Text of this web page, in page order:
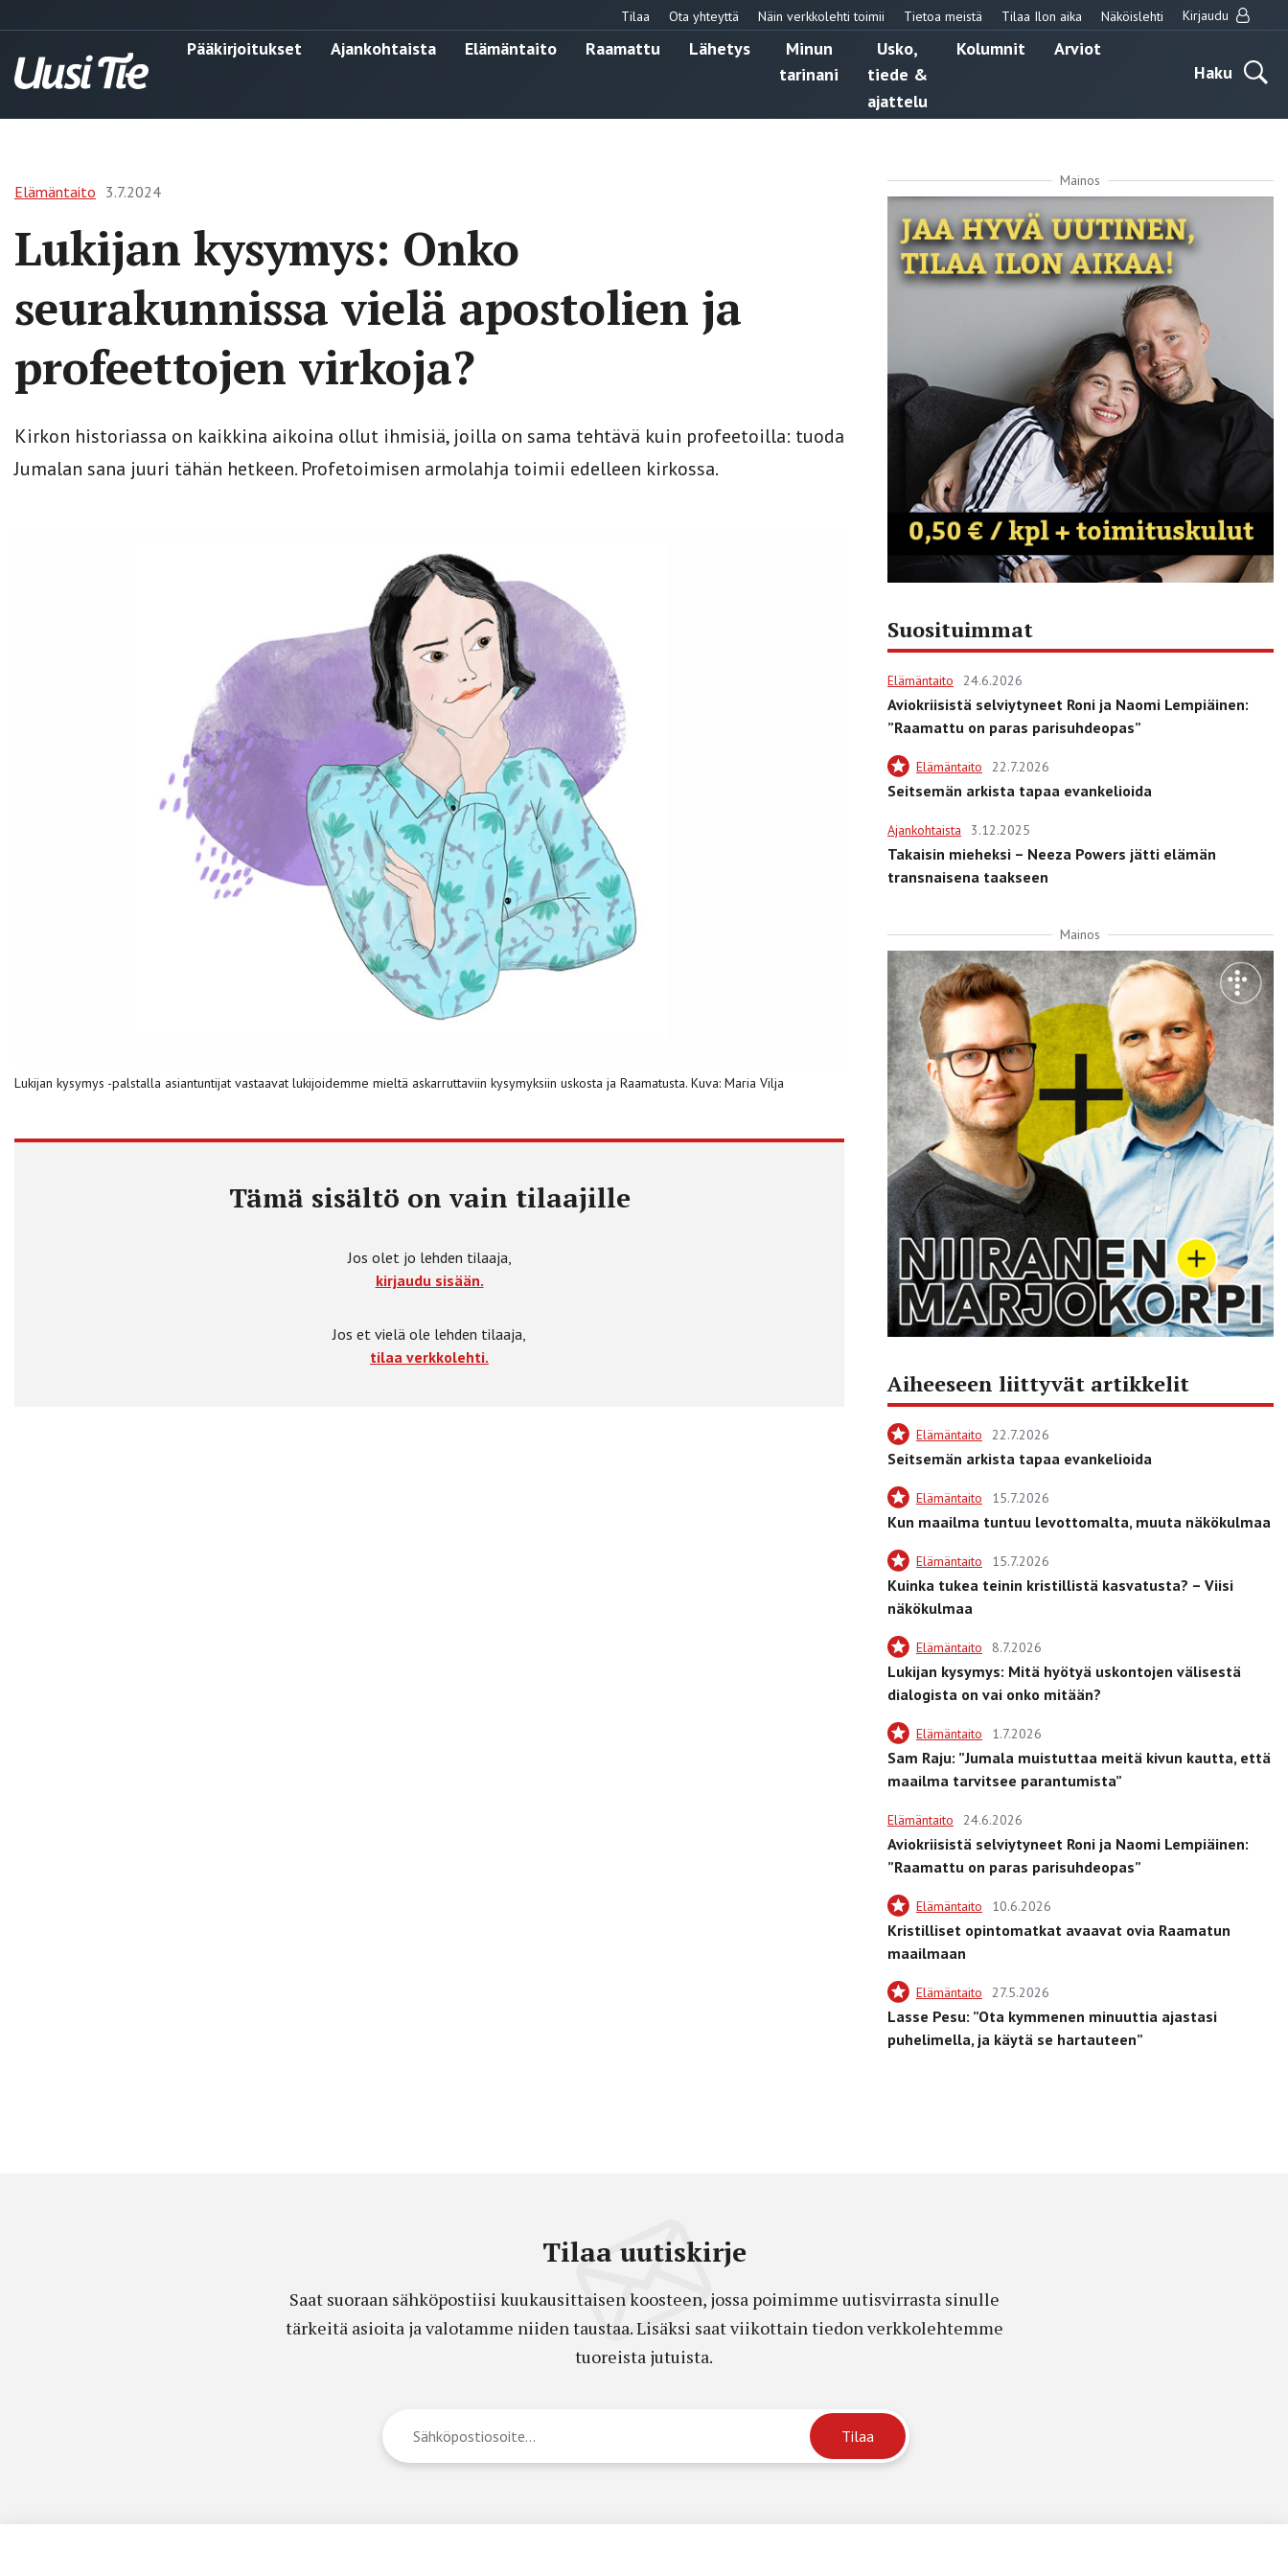
Tilaa Ota yhteyttä Näin verkkolehti toimii Tietoa meistä Tilaa Ilon aika Näköislehti Kirjaudu
Pääkirjoitukset Ajankohtaista Elämäntaito Raamattu Lähetys
Minun
tarinani
Usko,
tiede &
ajattelu
Kolumnit
Arviot
Haku
Elämäntaito 3.7.2024
Lukijan kysymys: Onko
seurakunnissa vielä apostolien ja
profeettojen virkoja?
Kirkon historiassa on kaikkina aikoina ollut ihmisiä, joilla on sama tehtävä kuin profeetoilla: tuoda
Jumalan sana juuri tähän hetkeen. Profetoimisen armolahja toimii edelleen kirkossa.
Lukijan kysymys -palstalla asiantuntijat vastaavat lukijoidemme mieltä askarruttaviin kysymyksiin uskosta ja Raamatusta. Kuva: Maria Vilja
Tämä sisältö on vain tilaajille
Jos olet jo lehden tilaaja,
kirjaudu sisään.
Jos et vielä ole lehden tilaaja,
tilaa verkkolehti.
Mainos
Suosituimmat
Elämäntaito 24.6.2026
Aviokriisistä selviytyneet Roni ja Naomi Lempiäinen:
”Raamattu on paras parisuhdeopas”
Elämäntaito 22.7.2026
Seitsemän arkista tapaa evankelioida
Ajankohtaista 3.12.2025
Takaisin mieheksi – Neeza Powers jätti elämän
transnaisena taakseen
Mainos
Aiheeseen liittyvät artikkelit
Elämäntaito 22.7.2026
Seitsemän arkista tapaa evankelioida
Elämäntaito 15.7.2026
Kun maailma tuntuu levottomalta, muuta näkökulmaa
Elämäntaito 15.7.2026
Kuinka tukea teinin kristillistä kasvatusta? – Viisi
näkökulmaa
Elämäntaito 8.7.2026
Lukijan kysymys: Mitä hyötyä uskontojen välisestä
dialogista on vai onko mitään?
Elämäntaito 1.7.2026
Sam Raju: ”Jumala muistuttaa meitä kivun kautta, että
maailma tarvitsee parantumista”
Elämäntaito 24.6.2026
Aviokriisistä selviytyneet Roni ja Naomi Lempiäinen:
”Raamattu on paras parisuhdeopas”
Elämäntaito 10.6.2026
Kristilliset opintomatkat avaavat ovia Raamatun
maailmaan
Elämäntaito 27.5.2026
Lasse Pesu: ”Ota kymmenen minuuttia ajastasi
puhelimella, ja käytä se hartauteen”
Tilaa uutiskirje
Saat suoraan sähköpostiisi kuukausittaisen koosteen, jossa poimimme uutisvirrasta sinulle
tärkeitä asioita ja valotamme niiden taustaa. Lisäksi saat viikottain tiedon verkkolehtemme
tuoreista jutuista.